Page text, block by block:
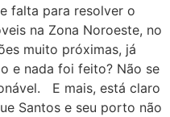
falta para resolver o
na Zona Noroeste, no
muito próximas, já
e nada foi feito? Não se
E mais, está claro
Santos e seu porto não